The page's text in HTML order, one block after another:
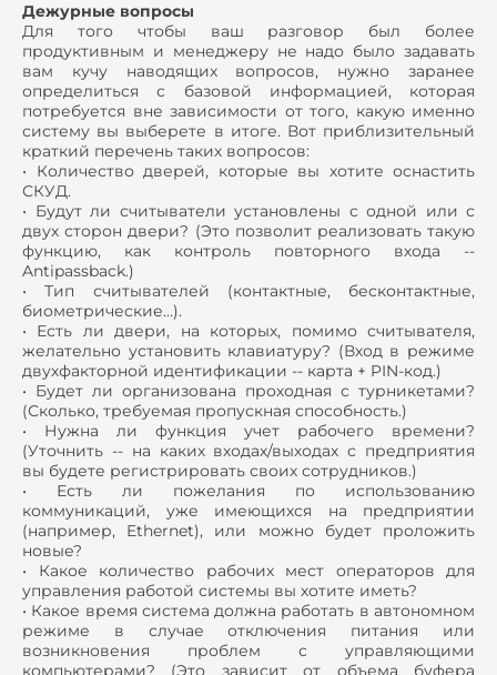
Дежурные вопросы
Для того чтобы ваш разговор был более
продуктивным и менеджеру не надо было задавать
вам кучу наводящих вопросов, нужно заранее
определиться с базовой информацией, которая
потребуется вне зависимости от того, какую именно
систему вы выберете в итоге. Вот приблизительный
краткий перечень таких вопросов:
• Количество дверей, которые вы хотите оснастить
СКУД.
• Будут ли считыватели установлены с одной или с
двух сторон двери? (Это позволит реализовать такую
функцию, как контроль повторного входа --
Antipassback.)
• Тип считывателей (контактные, бесконтактные,
биометрические…).
• Есть ли двери, на которых, помимо считывателя,
желательно установить клавиатуру? (Вход в режиме
двухфакторной идентификации -- карта + PIN-код.)
• Будет ли организована проходная с турникетами?
(Сколько, требуемая пропускная способность.)
• Нужна ли функция учет рабочего времени?
(Уточнить -- на каких входах/выходах с предприятия
вы будете регистрировать своих сотрудников.)
• Есть ли пожелания по использованию
коммуникаций, уже имеющихся на предприятии
(например, Ethernet), или можно будет проложить
новые?
• Какое количество рабочих мест операторов для
управления работой системы вы хотите иметь?
• Какое время система должна работать в автономном
режиме в случае отключения питания или
возникновения проблем с управляющими
компьютерами? (Это зависит от объема буфера